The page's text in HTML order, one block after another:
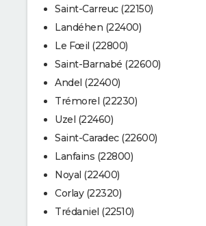
Saint-Carreuc (22150)
Landéhen (22400)
Le Fœil (22800)
Saint-Barnabé (22600)
Andel (22400)
Trémorel (22230)
Uzel (22460)
Saint-Caradec (22600)
Lanfains (22800)
Noyal (22400)
Corlay (22320)
Trédaniel (22510)